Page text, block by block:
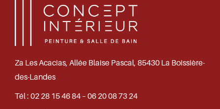
Za Les Acacias, Allée Blaise Pascal, 85430 La Boissière-
des-Landes
Tél : 02 28 15 46 84 – 06 20 08 73 24